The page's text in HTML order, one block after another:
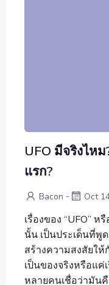
UFO มีจริงไห
แรก?
Bacon - Oct
เรื่องของ “UFO”
นั้น เป็นประเด็นที่พู
สร้างความสงสัยใ
เป็นของจริงหรือแค่
หลายคนเชื่อว่ามัน